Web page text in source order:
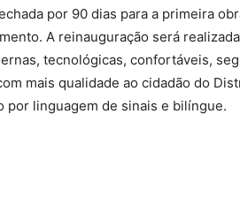
por 90 dias para a primeira
A reinauguração será
tecnológicas, confortáveis,
mais qualidade ao cidadão do
por linguagem de sinais e bilíngue.